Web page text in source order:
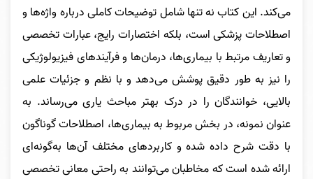
می‌کند. این کتاب نه تنها شامل توضیحات کاملی درباره واژه‌ها و
اصطلاحات پزشکی است، بلکه اختصارات رایج، عبارات تخصصی
و تعاریف مرتبط با بیماری‌ها، درمان‌ها و فرآیندهای فیزیولوژیکی
را نیز به طور دقیق پوشش می‌دهد و با نظم و جزئیات علمی
بالایی، خوانندگان را در درک بهتر مباحث یاری می‌رساند. به
عنوان نمونه، در بخش مربوط به بیماری‌ها، اصطلاحات گوناگون
با دقت شرح داده شده و کاربردهای مختلف آن‌ها به‌گونه‌ای
ارائه شده است که مخاطبان می‌توانند به راحتی معانی تخصصی